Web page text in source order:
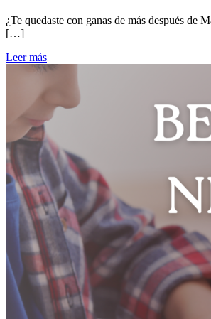
¿Te quedaste con ganas de más después de
[…]
Leer más